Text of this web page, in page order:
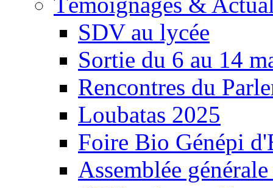
SDV au lycée
Sortie du 6 au 14
Rencontres du
Loubatas 2025
Foire Bio Génépi
Assemblée